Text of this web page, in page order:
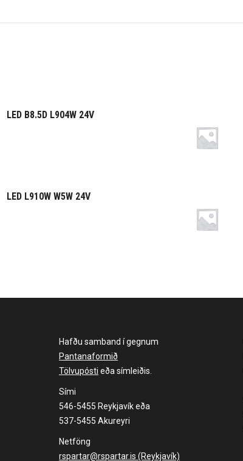
LED B8.5D L904W 24V
LED L910W W5W 24V
Hafðu samband í gegnum
Pantanaformið
Tölvupósti eða símleiðis.
Sími
546-5455 Reykjavík eða
537-5455 Akureyri
Netföng
rspartar@rspartar.is (Reykjavík)